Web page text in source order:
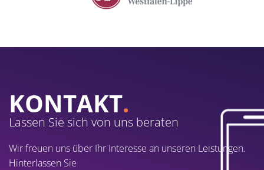
KONTAKT.
Lassen Sie sich von uns beraten
Wir freuen uns über Ihr Interesse an unseren Leistungen.
Hinterlassen Sie